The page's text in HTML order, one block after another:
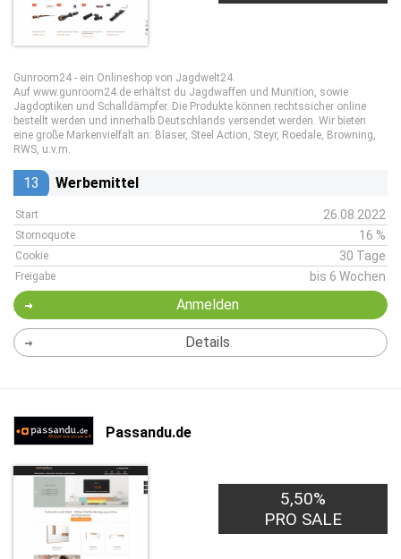
Gunroom24 - ein Onlineshop von Jagdwelt24.
Auf www.gunroom24.de erhältst du Jagdwaffen und Munition, sowie
Jagdoptiken und Schalldämpfer. Die Produkte können rechtssicher online
bestellt werden und innerhalb Deutschlands versendet werden. Wir bieten
eine große Markenvielfalt an: Blaser, Steel Action, Steyr, Roedale, Browning,
RWS, u.v.m.
13 Werbemittel
Start 26.08.2022
Stornoquote 16 %
Cookie 30 Tage
Freigabe bis 6 Wochen
Anmelden
Details
Passandu.de
5,50%
PRO SALE